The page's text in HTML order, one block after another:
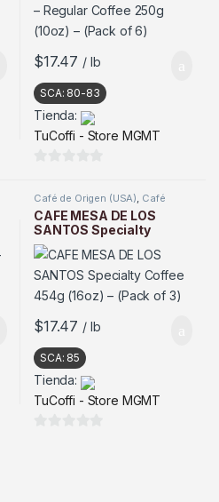
$17.47 / lb
SCA: 80-83
Tienda:
TuCoffi - Store MGMT
d
e
5
Café de Origen (USA) Café
CAFE MESA DE LOS
SANTOS Specialty
Coffee 454g (16oz) –
(Pack of 3)
$17.47 / lb
SCA: 85
Tienda:
TuCoffi - Store MGMT